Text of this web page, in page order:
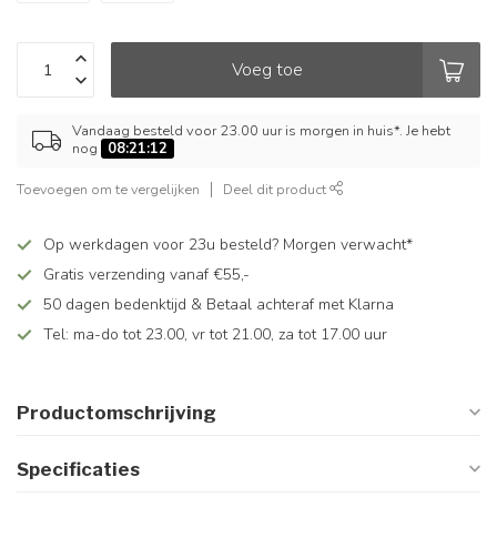
Voeg toe
Vandaag besteld voor 23.00 uur is morgen in huis*. Je hebt
nog
08:21:12
Toevoegen om te vergelijken Deel dit product
Op werkdagen voor 23u besteld? Morgen verwacht*
Gratis verzending vanaf €55,-
50 dagen bedenktijd & Betaal achteraf met Klarna
Tel: ma-do tot 23.00, vr tot 21.00, za tot 17.00 uur
Productomschrijving
Specificaties